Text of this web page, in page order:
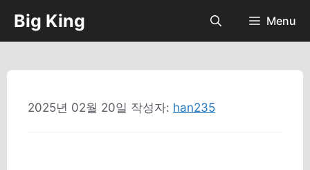
츠
건
Big King Menu
2025년 02월 20일 작성자: han235